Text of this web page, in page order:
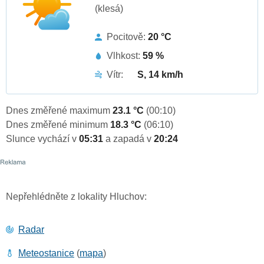
(klesá)
Pocitově: 20 °C
Vlhkost: 59 %
Vítr:
S, 14 km/h
Dnes změřené maximum 23.1 °C (00:10)
Dnes změřené minimum 18.3 °C (06:10)
Slunce vychází v 05:31 a zapadá v 20:24
Nepřehlédněte z lokality Hluchov:
Radar
Meteostanice (mapa)